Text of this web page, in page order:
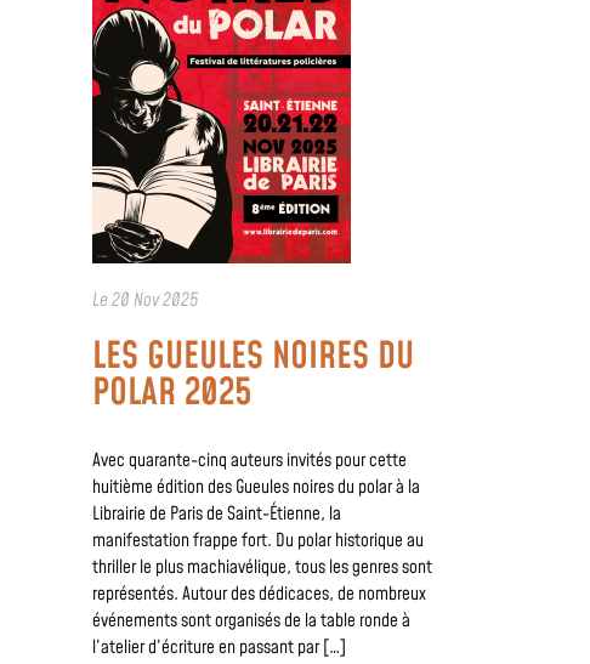
Le20 Nov 2025
LES GUEULES NOIRES DU
POLAR 2025
Avec quarante-cinq auteurs invités pour cette
huitième édition des Gueules noires du polar à la
Librairie de Paris de Saint-Étienne, la
manifestation frappe fort. Du polar historique au
thriller le plus machiavélique, tous les genres sont
représentés. Autour des dédicaces, de nombreux
événements sont organisés de la table ronde à
l’atelier d’écriture en passant par […]